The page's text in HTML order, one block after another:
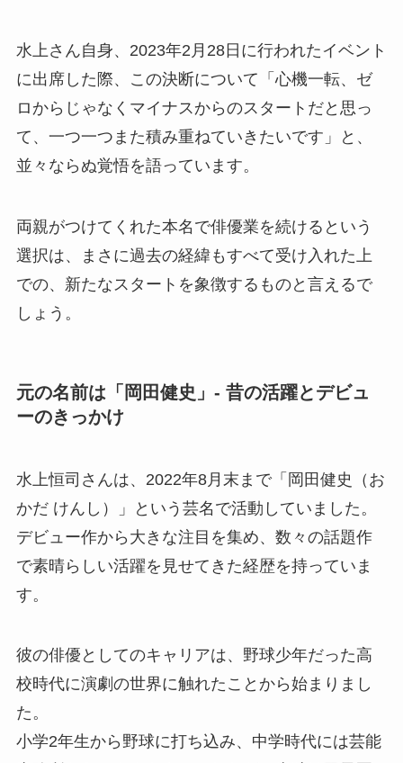
水上さん自身、2023年2月28日に行われたイベント
に出席した際、この決断について「心機一転、ゼ
ロからじゃなくマイナスからのスタートだと思っ
て、一つ一つまた積み重ねていきたいです」と、
並々ならぬ覚悟を語っています。
両親がつけてくれた本名で俳優業を続けるという
選択は、まさに過去の経緯もすべて受け入れた上
での、新たなスタートを象徴するものと言えるで
しょう。
元の名前は「岡田健史」- 昔の活躍とデビュ
ーのきっかけ
水上恒司さんは、2022年8月末まで「岡田健史（お
かだ けんし）」という芸名で活動していました。
デビュー作から大きな注目を集め、数々の話題作
で素晴らしい活躍を見せてきた経歴を持っていま
す。
彼の俳優としてのキャリアは、野球少年だった高
校時代に演劇の世界に触れたことから始まりまし
た。
小学2年生から野球に打ち込み、中学時代には芸能